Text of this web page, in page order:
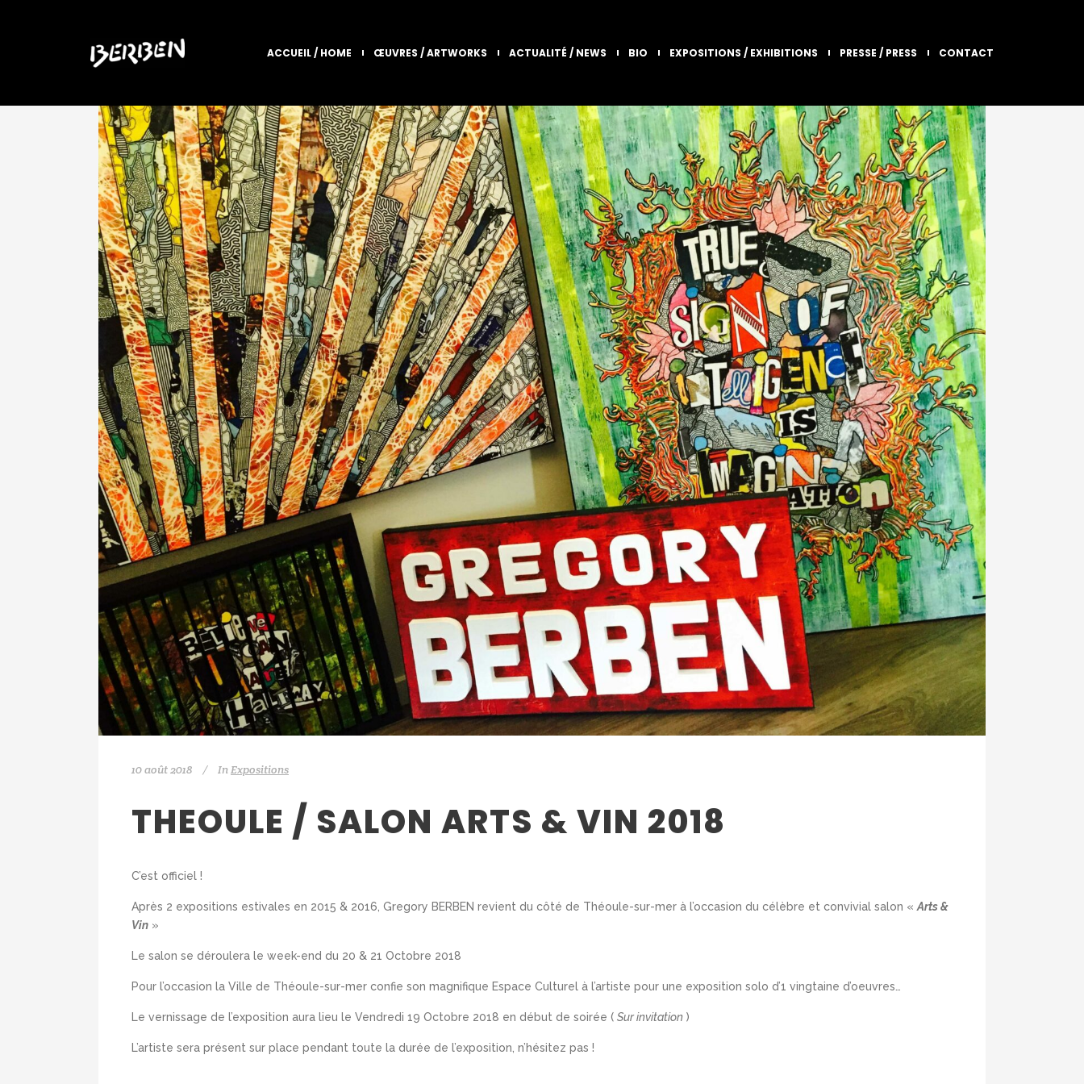
ACCUEIL / HOME ŒUVRES / ARTWORKS ACTUALITÉ / NEWS BIO EXPOSITIONS / EXHIBITIONS PRESSE / PRESS CONTACT
10 août 2018 In Expositions
THEOULE / SALON ARTS & VIN 2018
C’est officiel !
Après 2 expositions estivales en 2015 & 2016, Gregory BERBEN revient du côté de Théoule-sur-mer à l’occasion du célèbre et convivial salon « Arts &
Vin »
Le salon se déroulera le week-end du 20 & 21 Octobre 2018
Pour l’occasion la Ville de Théoule-sur-mer confie son magnifique Espace Culturel à l’artiste pour une exposition solo d’1 vingtaine d’oeuvres…
Le vernissage de l’exposition aura lieu le Vendredi 19 Octobre 2018 en début de soirée ( Sur invitation )
L’artiste sera présent sur place pendant toute la durée de l’exposition, n’hésitez pas !